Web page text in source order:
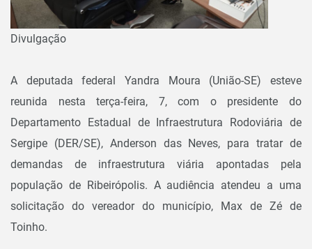
Divulgação
A deputada federal Yandra Moura (União-SE) esteve
reunida nesta terça-feira, 7, com o presidente do
Departamento Estadual de Infraestrutura Rodoviária de
Sergipe (DER/SE), Anderson das Neves, para tratar de
demandas de infraestrutura viária apontadas pela
população de Ribeirópolis. A audiência atendeu a uma
solicitação do vereador do município, Max de Zé de
Toinho.